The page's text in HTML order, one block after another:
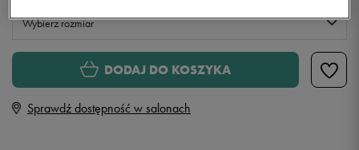
Wybierz rozmiar
Rozmiary EU
22,5 cm
DODAJ DO KOSZYKA
Sprawdź dostępność w salonach